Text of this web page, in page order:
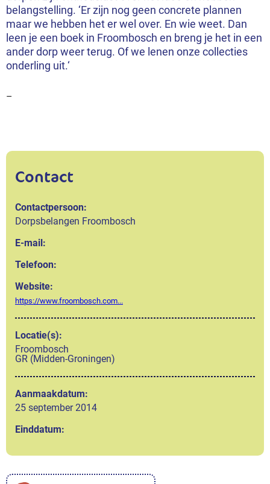
belangstelling. ‘Er zijn nog geen concrete plannen
maar we hebben het er wel over. En wie weet. Dan
leen je een boek in Froombosch en breng je het in een
ander dorp weer terug. Of we lenen onze collecties
onderling uit.‘
–
Contact
Contactpersoon:
Dorpsbelangen Froombosch
E-mail:
Telefoon:
Website:
https://www.froombosch.com...
Locatie(s):
Froombosch
GR (Midden-Groningen)
Aanmaakdatum:
25 september 2014
Einddatum: